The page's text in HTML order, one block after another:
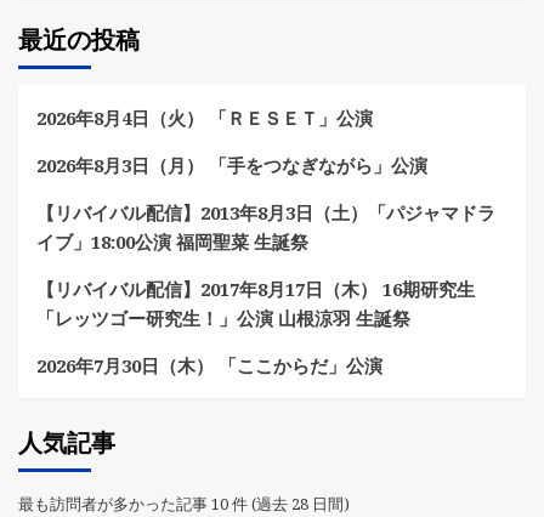
最近の投稿
2026年8月4日（火） 「ＲＥＳＥＴ」公演
2026年8月3日（月） 「手をつなぎながら」公演
【リバイバル配信】2013年8月3日（土）「パジャマドラ
イブ」18:00公演 福岡聖菜 生誕祭
【リバイバル配信】2017年8月17日（木） 16期研究生
「レッツゴー研究生！」公演 山根涼羽 生誕祭
2026年7月30日（木） 「ここからだ」公演
人気記事
最も訪問者が多かった記事 10 件 (過去 28 日間)